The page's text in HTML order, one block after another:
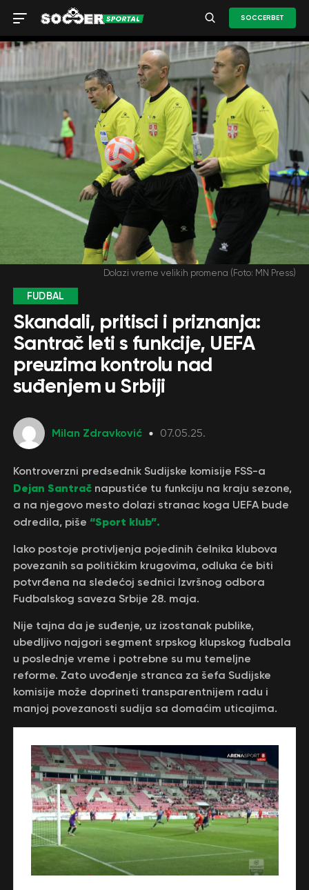
SOCCERBET
Dolazi vreme velikih promena (Foto: MN Press)
FUDBAL
Skandali, pritisci i priznanja:
Santrač leti s funkcije, UEFA
preuzima kontrolu nad
suđenjem u Srbiji
Milan Zdravković 07.05.25.
Kontroverzni predsednik Sudijske komisije FSS-a
Dejan Santračnapustiće tu funkciju na kraju sezone,
a na njegovo mesto dolazi stranac koga UEFA bude
odredila, piše “Sport klub”.
Iako postoje protivljenja pojedinih čelnika klubova
povezanih sa političkim krugovima, odluka će biti
potvrđena na sledećoj sednici Izvršnog odbora
Fudbalskog saveza Srbije 28. maja.
Nije tajna da je suđenje, uz izostanak publike,
ubedljivo najgori segment srpskog klupskog fudbala
u poslednje vreme i potrebne su mu temeljne
reforme. Zato uvođenje stranca za šefa Sudijske
komisije može doprineti transparentnijem radu i
manjoj povezanosti sudija sa domaćim uticajima.